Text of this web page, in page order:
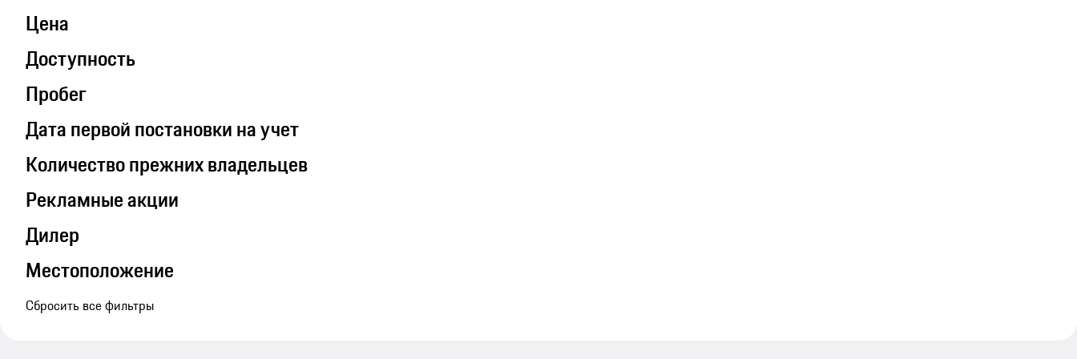
Цена
Доступность
Пробег
Дата первой постановки на учет
Количество прежних владельцев
Рекламные акции
Дилер
Местоположение
Сбросить все фильтры